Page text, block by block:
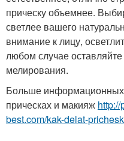
прическу объемнее.
светлее вашего
внимание к лицу,
любом случае
мелирования.
Больше информационных
прическах и макияж
best.com/kak-delat-